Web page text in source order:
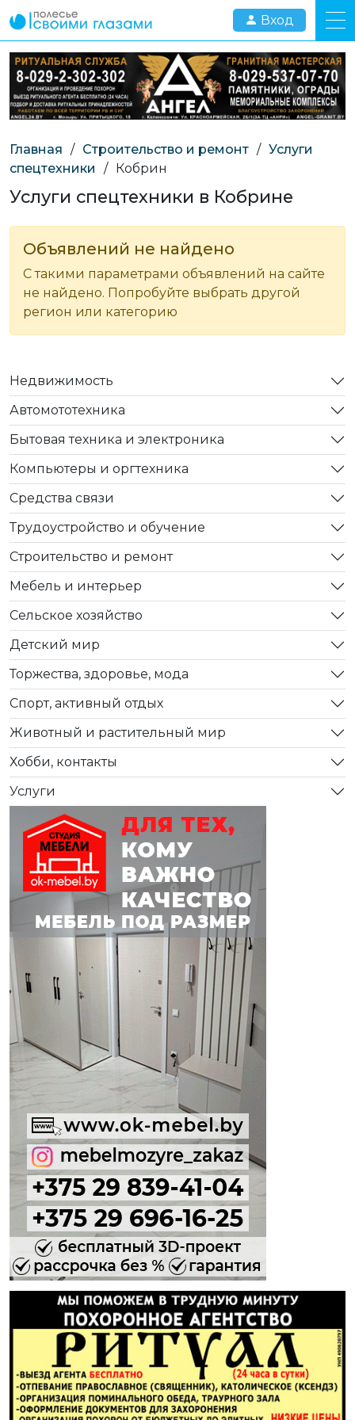
Вход
Главная / Строительство и ремонт / Услуги
спецтехники
/ Кобрин
Услуги спецтехники в Кобрине
Объявлений не найдено
С такими параметрами объявлений на сайте
не найдено. Попробуйте выбрать другой
регион или категорию
Недвижимость
Автомототехника
Бытовая техника и электроника
Компьютеры и оргтехника
Средства связи
Трудоустройство и обучение
Строительство и ремонт
Мебель и интерьер
Сельское хозяйство
Детский мир
Торжества, здоровье, мода
Спорт, активный отдых
Животный и растительный мир
Хобби, контакты
Услуги